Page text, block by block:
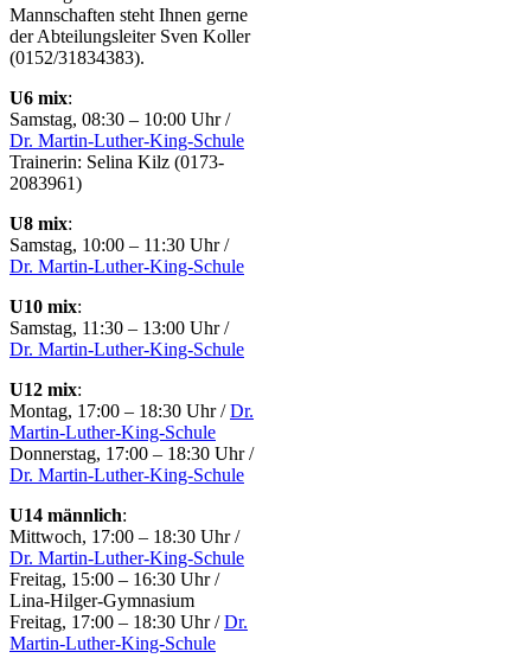
Mannschaften steht Ihnen gerne
der Abteilungsleiter Sven Koller
(0152/31834383).
U6 mix:
Samstag, 08:30 – 10:00 Uhr /
Dr. Martin-Luther-King-Schule
Trainerin: Selina Kilz (0173-
2083961)
U8 mix:
Samstag, 10:00 – 11:30 Uhr /
Dr. Martin-Luther-King-Schule
U10 mix:
Samstag, 11:30 – 13:00 Uhr /
Dr. Martin-Luther-King-Schule
U12 mix:
Montag, 17:00 – 18:30 Uhr /Dr.
Martin-Luther-King-Schule
Donnerstag, 17:00 – 18:30 Uhr /
Dr. Martin-Luther-King-Schule
U14 männlich:
Mittwoch, 17:00 – 18:30 Uhr /
Dr. Martin-Luther-King-Schule
Freitag, 15:00 – 16:30 Uhr /
Lina-Hilger-Gymnasium
Freitag, 17:00 – 18:30 Uhr /Dr.
Martin-Luther-King-Schule